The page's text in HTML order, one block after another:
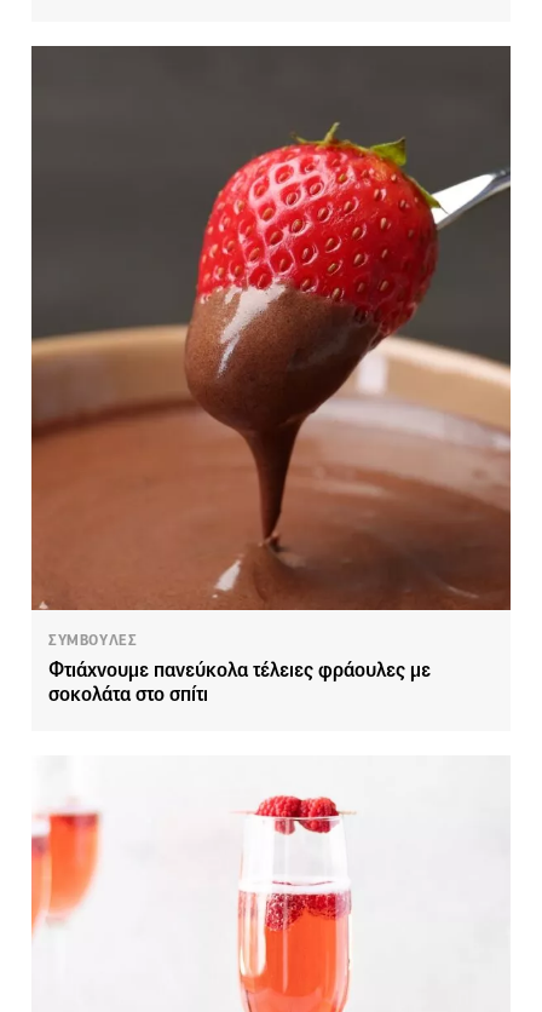
ΣΥΜΒΟΥΛΕΣ
Φτιάχνουμε πανεύκολα τέλειες φράουλες με
σοκολάτα στο σπίτι